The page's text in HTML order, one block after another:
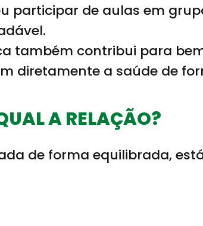
participar de aulas em
também contribui para
diretamente a saúde de
A RELAÇÃO?
de forma equilibrada,